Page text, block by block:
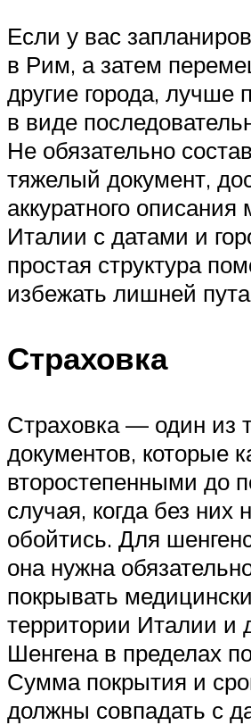
Если у вас
в Рим, а затем
другие города, лучше
в виде
Не обязательно
тяжелый документ,
аккуратного
Италии с датами и
простая структура
избежать лишней
Страховка
Страховка — один из
документов, которые
второстепенными до
случая, когда без них
обойтись. Для
она нужна
покрывать
территории Италии и
Шенгена в пределах
Сумма покрытия и
должны совпадать с